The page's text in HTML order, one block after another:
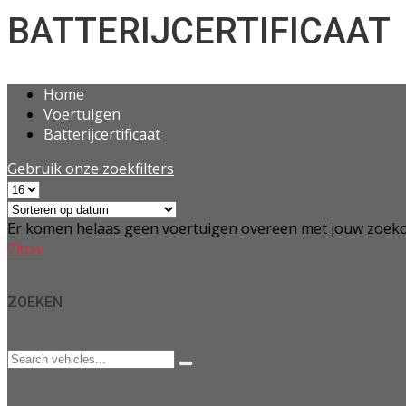
BATTERIJCERTIFICAAT
Home
Voertuigen
Batterijcertificaat
Gebruik onze zoekfilters
Er komen helaas geen voertuigen overeen met jouw
Close
ZOEKEN